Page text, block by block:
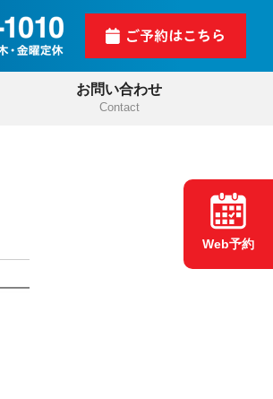
お問い合わせ
Contact
Web予約